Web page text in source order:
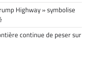
Highway » symbolise
continue de peser sur